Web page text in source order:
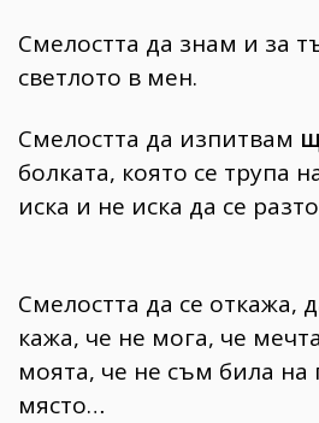
ПОСЛЕДВАЙТЕ
НИ
Смелостта да знам и за
светлото в мен.
Смелостта да изпитвам
болката, която се трупа
иска и не иска да се
Смелостта да се откажа,
кажа, че не мога, че
моята, че не съм била на
място…